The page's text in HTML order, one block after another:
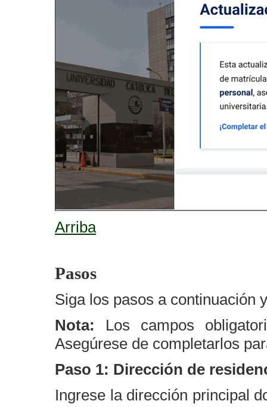
Arriba
Pasos
Siga los pasos a continuación
Nota: Los campos
Asegúrese de completarlos
Paso 1: Dirección de
Ingrese la dirección principal